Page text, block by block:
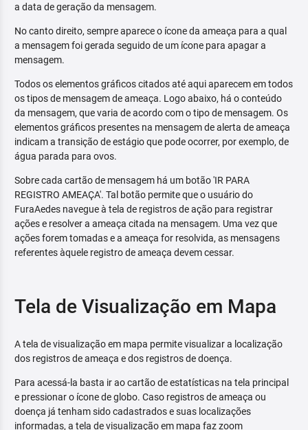
a data de geração da mensagem.
No canto direito, sempre aparece o ícone da ameaça para a qual
a mensagem foi gerada seguido de um ícone para apagar a
mensagem.
Todos os elementos gráficos citados até aqui aparecem em todos
os tipos de mensagem de ameaça. Logo abaixo, há o conteúdo
da mensagem, que varia de acordo com o tipo de mensagem. Os
elementos gráficos presentes na mensagem de alerta de ameaça
indicam a transição de estágio que pode ocorrer, por exemplo, de
água parada para ovos.
Sobre cada cartão de mensagem há um botão 'IR PARA
REGISTRO AMEAÇA'. Tal botão permite que o usuário do
FuraAedes navegue à tela de registros de ação para registrar
ações e resolver a ameaça citada na mensagem. Uma vez que
ações forem tomadas e a ameaça for resolvida, as mensagens
referentes àquele registro de ameaça devem cessar.
Tela de Visualização em Mapa
A tela de visualização em mapa permite visualizar a localização
dos registros de ameaça e dos registros de doença.
Para acessá-la basta ir ao cartão de estatísticas na tela principal
e pressionar o ícone de globo. Caso registros de ameaça ou
doença já tenham sido cadastrados e suas localizações
informadas, a tela de visualização em mapa faz zoom